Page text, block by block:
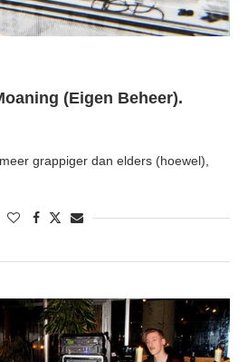
(Eigen Beheer).
grappiger dan elders (hoewel),